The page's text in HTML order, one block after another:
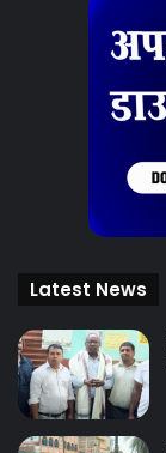
Latest News